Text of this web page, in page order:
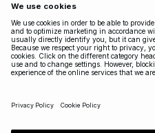
FØLG OSS
LOVLIG